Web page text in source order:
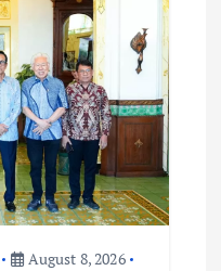
August 8, 2026